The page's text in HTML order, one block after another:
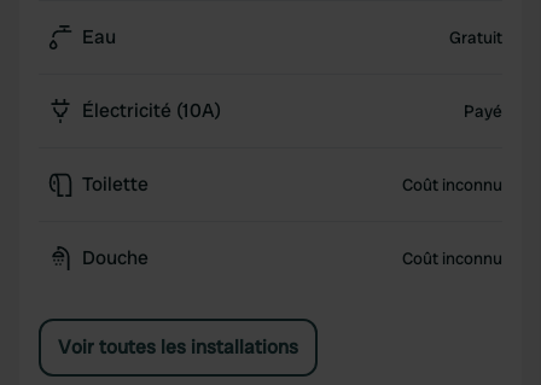
Eau Gratuit
Électricité (10A) Payé
Toilette Coût inconnu
Douche Coût inconnu
Voir toutes les installations